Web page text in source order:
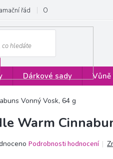
řád Obchodní podmínky
Dárkové sady Vůně
Vonný Vosk, 64 g
Warm
Podrobnosti hodnocení